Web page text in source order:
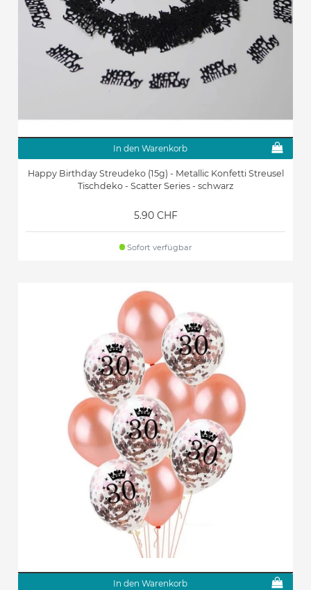
In den Warenkorb
Happy Birthday Streudeko (15g) - Metallic Konfetti Streusel
Tischdeko - Scatter Series - schwarz
5.90 CHF
Sofort verfügbar
In den Warenkorb